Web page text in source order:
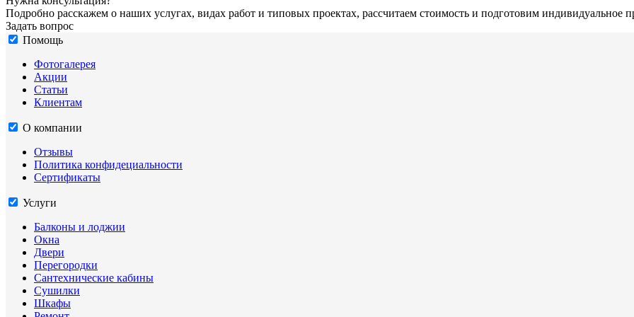
Подробно расскажем о наших услугах, видах работ и типовых проектах, рассчитаем стоимость и подготовим индивидуальное
Задать вопрос
Помощь
Фотогалерея
Акции
Статьи
Клиентам
О компании
Отзывы
Политика конфидециальности
Сертификаты
Услуги
Балконы и лоджии
Окна
Двери
Перегородки
Сантехнические кабины
Сушилки
Шкафы